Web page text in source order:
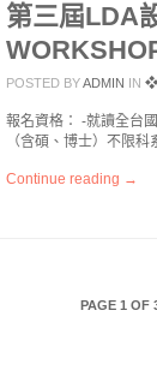
第三屆LDA
POSTED BYADMIN IN ❖
報名資格： -就讀全台
（含碩、博士）不限
Continue reading →
PAGE 1 OF